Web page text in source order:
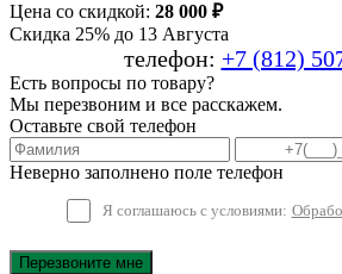
Цена со скидкой: 28 000 ₽
Скидка 25% до 13 Августа
телефон: +7 (812)
Есть вопросы по товару?
Мы перезвоним и все расскажем.
Оставьте свой телефон
Неверно заполнено поле телефон
Я соглашаюсь с условиями:
Перезвоните мне